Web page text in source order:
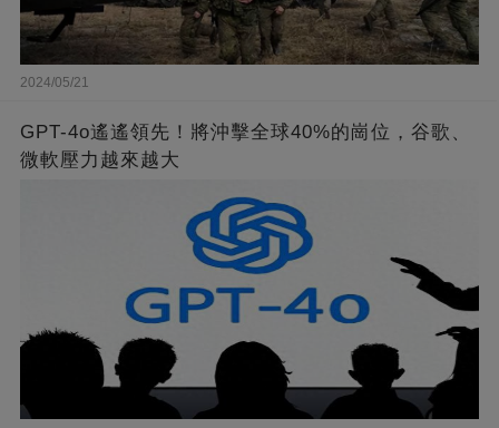
2024/05/21
GPT-4o遙遙領先！將沖擊全球40%的崗位，谷歌、
微軟壓力越來越大